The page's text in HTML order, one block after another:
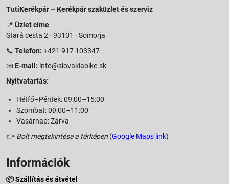
TutiKerékpár – Kerékpár szaküzlet és szerviz
📍 Üzlet címe
Stará cesta 2 · 93101 · Somorja
📞 Telefon: +421 917 103347
📧 E-mail: info@slovakiabike.sk
Nyitvatartás:
Hétfő–Péntek: 09:00–15:00
Szombat: 09:00–11:00
Vasárnap: Zárva
👉 Bolt megtekintése a térképen (Google Maps link)
Információk
📦Szállítás és átvétel